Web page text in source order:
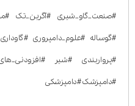
#صنعت_گاو_شیری #آگرین_تک
#گوساله #علوم_دامپروری
#پرواربندی #شیر
#دامپزشک #دامپزشکی